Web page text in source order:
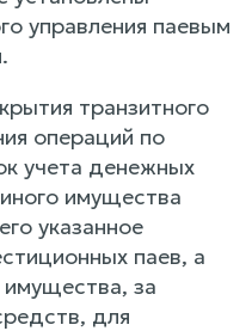
управления паевым
транзитного
операций по
учета денежных
имущества
указанное
паев, а
за
для